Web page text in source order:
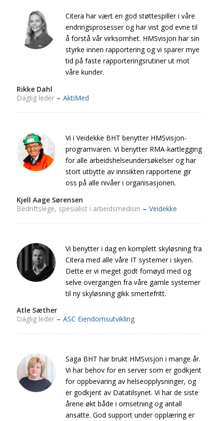
Citera har vært en god støttespiller i våre
endringsprosesser og har vist god evne til
å forstå vår virksomhet. HMSvisjon har sin
styrke innen rapportering og vi sparer mye
tid på faste rapporteringsrutiner ut mot
våre kunder.
Rikke Dahl
Daglig leder – AktiMed
Vi i Veidekke BHT benytter HMSvisjon-
programvaren. Vi benytter RMA-kartlegging
for alle arbeidshelseundersøkelser og har
stort utbytte av innsikten rapportene gir
oss på alle nivåer i organisasjonen.
Kjell Aage Sørensen
Bedriftslege, spesialist i arbeidsmedisin – Veidekke
Vi benytter i dag en komplett skyløsning fra
Citera med alle våre IT systemer i skyen.
Dette er vi meget godt fornøyd med og
selve overgangen fra våre gamle systemer
til ny skyløsning gikk smertefritt.
Atle Sæther
Daglig leder – ASC Eiendomsutvikling
Saga BHT har brukt HMSvisjon i mange år.
Vi har behov for en server som er godkjent
for oppbevaring av helseopplysninger, og
er godkjent av Datatilsynet. Vi har de siste
årene økt både i omsetning og antall
ansatte. God support under opplæring er